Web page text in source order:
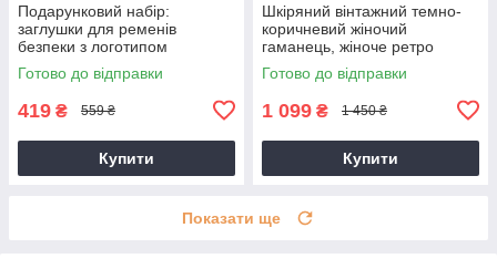
Подарунковий набір:
заглушки для ременів
безпеки з логотипом
Mercedes Toyota, BMW,
Lexus, Mazda та інші
Готово до відправки
419 ₴ 559 ₴
Купити
Шкіряний вінтажний темно-
коричневий жіночий
гаманець, жіноче ретро
портмоне
Готово до відправки
1 099 ₴ 1 450 ₴
Купити
Показати ще